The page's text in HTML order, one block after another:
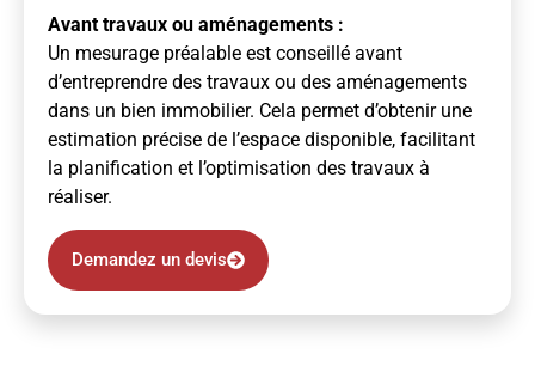
Avant travaux ou aménagements :
Un mesurage préalable est conseillé avant
d’entreprendre des travaux ou des aménagements
dans un bien immobilier. Cela permet d’obtenir une
estimation précise de l’espace disponible, facilitant
la planification et l’optimisation des travaux à
réaliser.
Demandez un devis